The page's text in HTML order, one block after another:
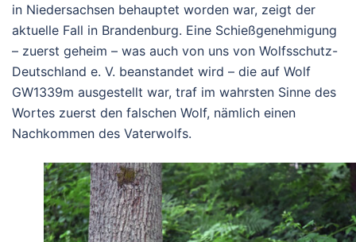
in Niedersachsen behauptet worden war, zeigt der
aktuelle Fall in Brandenburg. Eine Schießgenehmigung
– zuerst geheim – was auch von uns von Wolfsschutz-
Deutschland e. V. beanstandet wird – die auf Wolf
GW1339m ausgestellt war, traf im wahrsten Sinne des
Wortes zuerst den falschen Wolf, nämlich einen
Nachkommen des Vaterwolfs.